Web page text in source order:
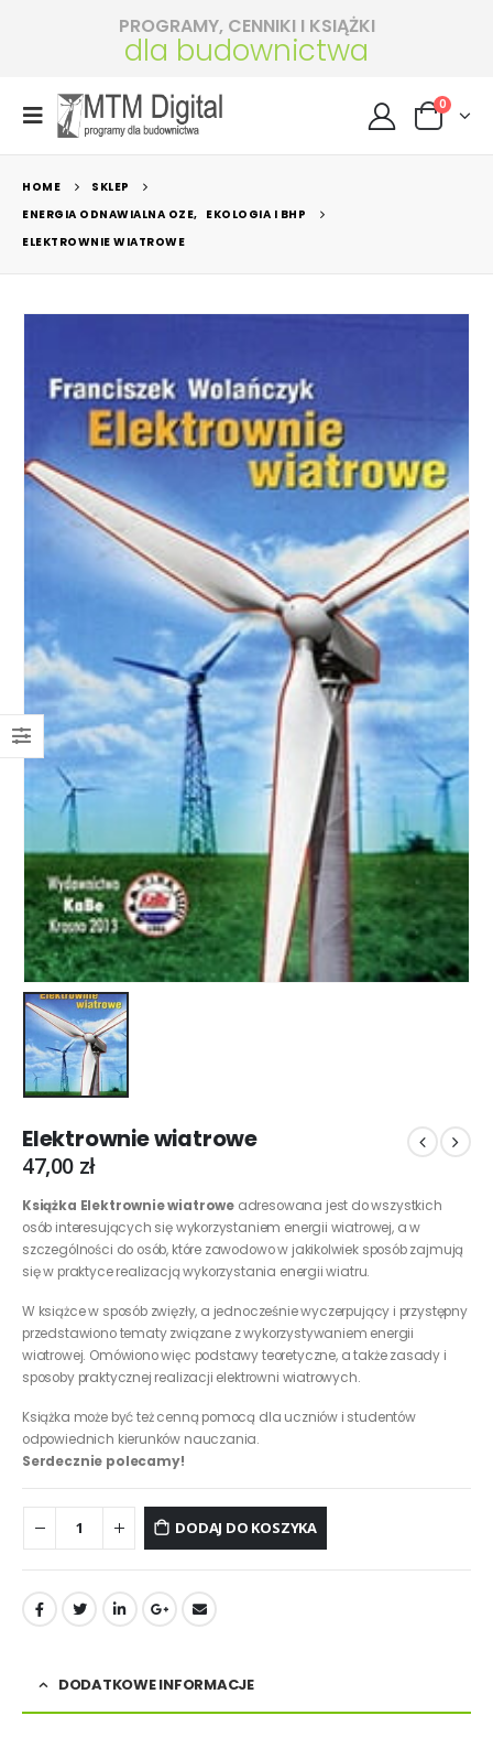
PROGRAMY, CENNIKI I KSIĄŻKI
dla budownictwa
0
HOME
SKLEP
ENERGIA ODNAWIALNA OZE, EKOLOGIA I BHP
ELEKTROWNIE WIATROWE
Elektrownie wiatrowe
47,00 zł
Książka Elektrownie wiatrowe adresowana jest do wszystkich
osób interesujących się wykorzystaniem energii wiatrowej, a w
szczególności do osób, które zawodowo w jakikolwiek sposób zajmują
się w praktyce realizacją wykorzystania energii wiatru.
W książce w sposób zwięzły, a jednocześnie wyczerpujący i przystępny
przedstawiono tematy związane z wykorzystywaniem energii
wiatrowej. Omówiono więc podstawy teoretyczne, a także zasady i
sposoby praktycznej realizacji elektrowni wiatrowych.
Książka może być też cenną pomocą dla uczniów i studentów
odpowiednich kierunków nauczania.
Serdecznie polecamy!
DODAJ DO KOSZYKA
DODATKOWE INFORMACJE